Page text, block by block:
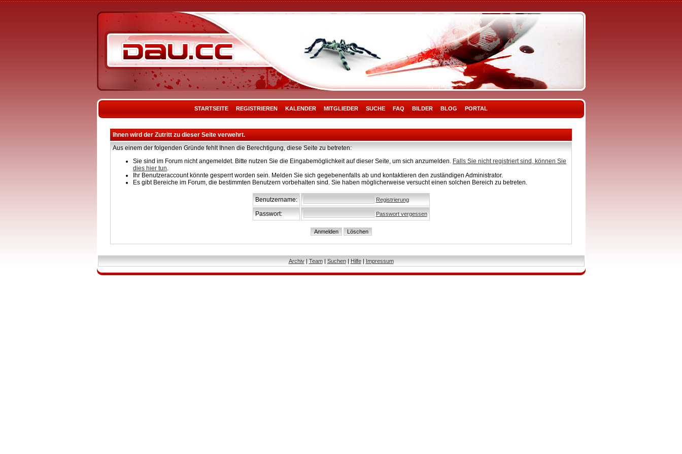
STARTSEITE REGISTRIEREN KALENDER MITGLIEDER SUCHE FAQ BILDER BLOG PORTAL
Ihnen wird der Zutritt zu dieser Seite verwehrt.
Aus einem der folgenden Gründe fehlt Ihnen die Berechtigung, diese Seite zu betreten:
Sie sind im Forum nicht angemeldet. Bitte nutzen Sie die Eingabemöglichkeit auf dieser Seite, um sich anzumelden. Falls Sie nicht registriert sind, können Sie
dies hier tun.
Ihr Benutzeraccount könnte gesperrt worden sein. Melden Sie sich gegebenenfalls ab und kontaktieren den zuständigen Administrator.
Es gibt Bereiche im Forum, die bestimmten Benutzern vorbehalten sind. Sie haben möglicherweise versucht einen solchen Bereich zu betreten.
Benutzername: Registrierung
Passwort: Passwort vergessen
Archiv| Team| Suchen| Hilfe| Impressum